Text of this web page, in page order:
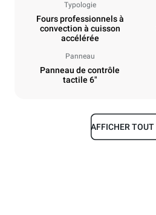
Typologie
Fours professionnels à
convection à cuisson
accélérée
Panneau
Panneau de contrôle
tactile 6"
Dimensions
AFFICHER TOUT